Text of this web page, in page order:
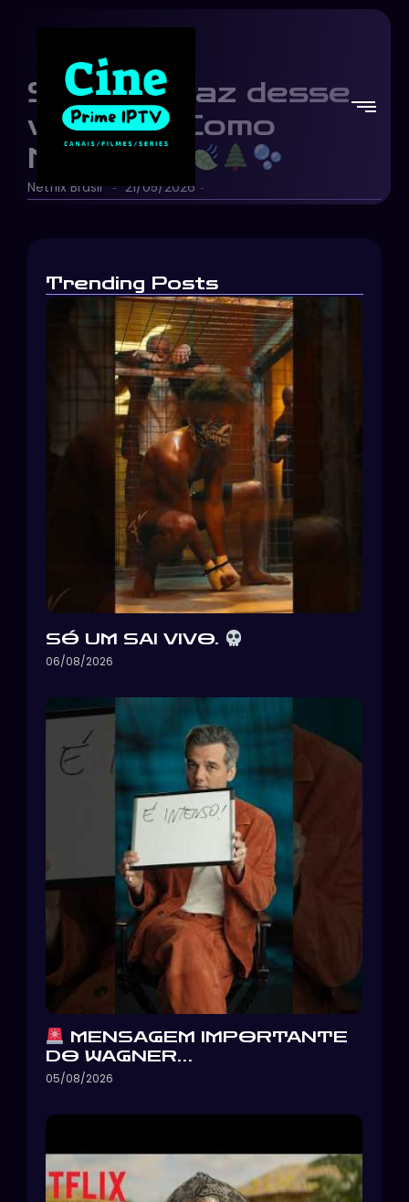
Sente a paz desse
vídeo de Como
Mágica
Netflix Brasil - 21/05/2026 -
Trending Posts
SÓ UM SAI VIVO.
06/08/2026
MENSAGEM IMPORTANTE
DO WAGNER…
05/08/2026